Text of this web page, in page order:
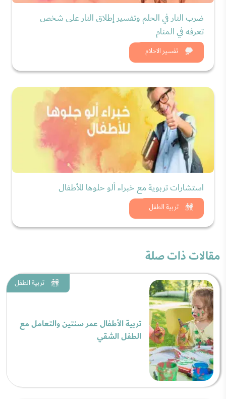
تفسير الاحلام
ضرب النار في الحلم وتفسير إطلاق النار على شخص
تعرفه في المنام
شاهد الان
تربية الطفل
استشارات تربوية مع خبراء ألو حلوها للأطفال
شاهد الان
مقالات ذات صلة
تربية الطفل
تربية الأطفال عمر سنتين والتعامل مع
الطفل الشقي